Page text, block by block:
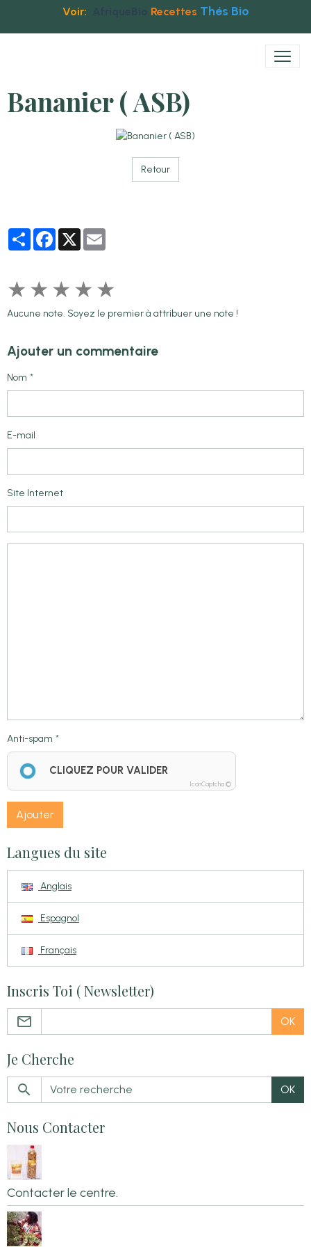
Voir: Recettes Thés Bio
Bananier ( ASB)
Retour
PartagerFacebook
X
★ ★ ★ ★ ★
Aucune note. Soyez le premier à attribuer une note !
Ajouter un commentaire
Nom
E-mail
Site Internet
Anti-spam
CLIQUEZ POUR VALIDER
IconCaptcha ©
Ajouter
Langues du site
Anglais
Espagnol
Français
Inscris Toi ( Newsletter)
OK
Je Cherche
OK
Nous Contacter
Contacter le centre.